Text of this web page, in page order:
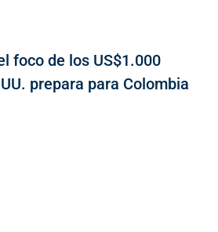
foco de los US$1.000
prepara para Colombia